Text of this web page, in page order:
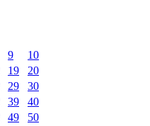
9
10
19
20
29
30
39
40
49
50